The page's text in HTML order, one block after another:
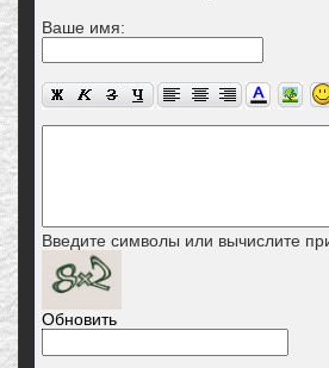
Ваше имя:
Введите символы или вычислите
Обновить